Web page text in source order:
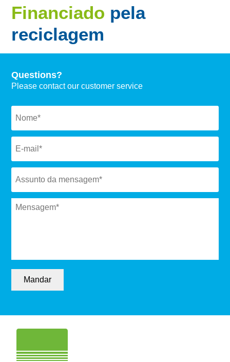
Financiado pela
reciclagem
Questions?
Please contact our customer service
Naam *
Email *
Subject *
Message *
Mandar